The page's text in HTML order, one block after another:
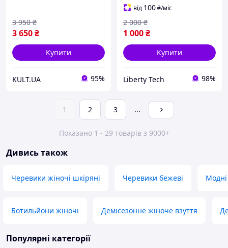
3 650₴
3 950 ₴
Купити
KULT.UA 95%
EI-10
від 100₴/міс
1 000₴
2 000 ₴
Купити
Liberty Tech 98%
1 2 3 ...
Показано 1 - 29 товарів з 9000+
Дивись також
Черевики жіночі шкіряні Черевики бежеві
Ботильйони жіночі Демісезонне жіноче взуття
Популярні категорії